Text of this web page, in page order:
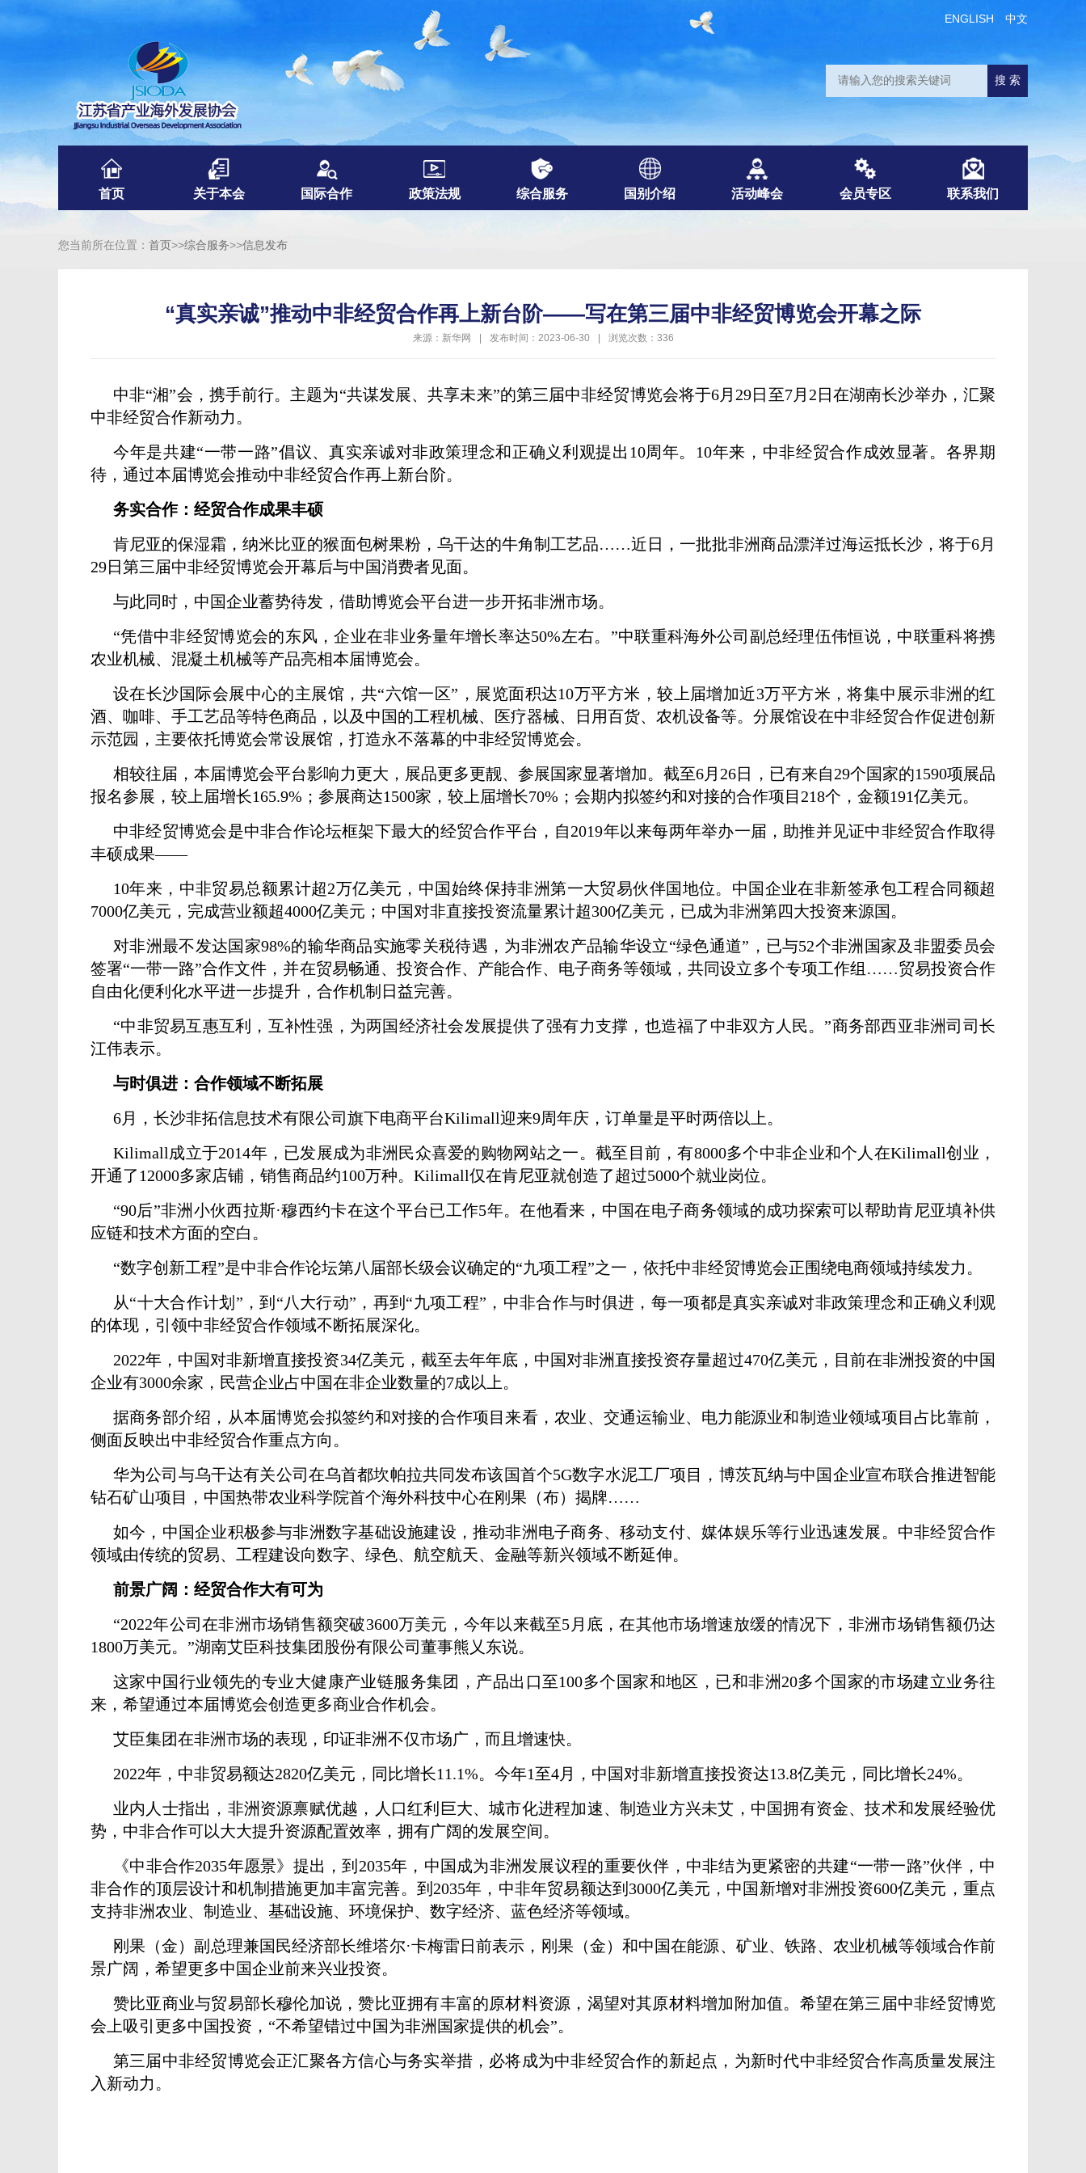
ENGLISH 中文
首页 关于本会 国际合作 政策法规 综合服务 国别介绍 活动峰会 会员专区 联系我们
您当前所在位置： 首页>>综合服务>>信息发布
“真实亲诚”推动中非经贸合作再上新台阶——写在第三届中非经贸博览会开幕之际
来源：新华网 发布时间：2023-06-30 浏览次数：336
中非“湘”会，携手前行。主题为“共谋发展、共享未来”的第三届中非经贸博览会将于6月29日至7月2日在湖南长沙举办，汇聚
中非经贸合作新动力。
今年是共建“一带一路”倡议、真实亲诚对非政策理念和正确义利观提出10周年。10年来，中非经贸合作成效显著。各界期
待，通过本届博览会推动中非经贸合作再上新台阶。
务实合作：经贸合作成果丰硕
肯尼亚的保湿霜，纳米比亚的猴面包树果粉，乌干达的牛角制工艺品……近日，一批批非洲商品漂洋过海运抵长沙，将于6月
29日第三届中非经贸博览会开幕后与中国消费者见面。
与此同时，中国企业蓄势待发，借助博览会平台进一步开拓非洲市场。
“凭借中非经贸博览会的东风，企业在非业务量年增长率达50%左右。”中联重科海外公司副总经理伍伟恒说，中联重科将携
农业机械、混凝土机械等产品亮相本届博览会。
设在长沙国际会展中心的主展馆，共“六馆一区”，展览面积达10万平方米，较上届增加近3万平方米，将集中展示非洲的红
酒、咖啡、手工艺品等特色商品，以及中国的工程机械、医疗器械、日用百货、农机设备等。分展馆设在中非经贸合作促进创新
示范园，主要依托博览会常设展馆，打造永不落幕的中非经贸博览会。
相较往届，本届博览会平台影响力更大，展品更多更靓、参展国家显著增加。截至6月26日，已有来自29个国家的1590项展品
报名参展，较上届增长165.9%；参展商达1500家，较上届增长70%；会期内拟签约和对接的合作项目218个，金额191亿美元。
中非经贸博览会是中非合作论坛框架下最大的经贸合作平台，自2019年以来每两年举办一届，助推并见证中非经贸合作取得
丰硕成果——
10年来，中非贸易总额累计超2万亿美元，中国始终保持非洲第一大贸易伙伴国地位。中国企业在非新签承包工程合同额超
7000亿美元，完成营业额超4000亿美元；中国对非直接投资流量累计超300亿美元，已成为非洲第四大投资来源国。
对非洲最不发达国家98%的输华商品实施零关税待遇，为非洲农产品输华设立“绿色通道”，已与52个非洲国家及非盟委员会
签署“一带一路”合作文件，并在贸易畅通、投资合作、产能合作、电子商务等领域，共同设立多个专项工作组……贸易投资合作
自由化便利化水平进一步提升，合作机制日益完善。
“中非贸易互惠互利，互补性强，为两国经济社会发展提供了强有力支撑，也造福了中非双方人民。”商务部西亚非洲司司长
江伟表示。
与时俱进：合作领域不断拓展
6月，长沙非拓信息技术有限公司旗下电商平台Kilimall迎来9周年庆，订单量是平时两倍以上。
Kilimall成立于2014年，已发展成为非洲民众喜爱的购物网站之一。截至目前，有8000多个中非企业和个人在Kilimall创业，
开通了12000多家店铺，销售商品约100万种。Kilimall仅在肯尼亚就创造了超过5000个就业岗位。
“90后”非洲小伙西拉斯·穆西约卡在这个平台已工作5年。在他看来，中国在电子商务领域的成功探索可以帮助肯尼亚填补供
应链和技术方面的空白。
“数字创新工程”是中非合作论坛第八届部长级会议确定的“九项工程”之一，依托中非经贸博览会正围绕电商领域持续发力。
从“十大合作计划”，到“八大行动”，再到“九项工程”，中非合作与时俱进，每一项都是真实亲诚对非政策理念和正确义利观
的体现，引领中非经贸合作领域不断拓展深化。
2022年，中国对非新增直接投资34亿美元，截至去年年底，中国对非洲直接投资存量超过470亿美元，目前在非洲投资的中国
企业有3000余家，民营企业占中国在非企业数量的7成以上。
据商务部介绍，从本届博览会拟签约和对接的合作项目来看，农业、交通运输业、电力能源业和制造业领域项目占比靠前，
侧面反映出中非经贸合作重点方向。
华为公司与乌干达有关公司在乌首都坎帕拉共同发布该国首个5G数字水泥工厂项目，博茨瓦纳与中国企业宣布联合推进智能
钻石矿山项目，中国热带农业科学院首个海外科技中心在刚果（布）揭牌……
如今，中国企业积极参与非洲数字基础设施建设，推动非洲电子商务、移动支付、媒体娱乐等行业迅速发展。中非经贸合作
领域由传统的贸易、工程建设向数字、绿色、航空航天、金融等新兴领域不断延伸。
前景广阔：经贸合作大有可为
“2022年公司在非洲市场销售额突破3600万美元，今年以来截至5月底，在其他市场增速放缓的情况下，非洲市场销售额仍达
1800万美元。”湖南艾臣科技集团股份有限公司董事熊乂东说。
这家中国行业领先的专业大健康产业链服务集团，产品出口至100多个国家和地区，已和非洲20多个国家的市场建立业务往
来，希望通过本届博览会创造更多商业合作机会。
艾臣集团在非洲市场的表现，印证非洲不仅市场广，而且增速快。
2022年，中非贸易额达2820亿美元，同比增长11.1%。今年1至4月，中国对非新增直接投资达13.8亿美元，同比增长24%。
业内人士指出，非洲资源禀赋优越，人口红利巨大、城市化进程加速、制造业方兴未艾，中国拥有资金、技术和发展经验优
势，中非合作可以大大提升资源配置效率，拥有广阔的发展空间。
《中非合作2035年愿景》提出，到2035年，中国成为非洲发展议程的重要伙伴，中非结为更紧密的共建“一带一路”伙伴，中
非合作的顶层设计和机制措施更加丰富完善。到2035年，中非年贸易额达到3000亿美元，中国新增对非洲投资600亿美元，重点
支持非洲农业、制造业、基础设施、环境保护、数字经济、蓝色经济等领域。
刚果（金）副总理兼国民经济部长维塔尔·卡梅雷日前表示，刚果（金）和中国在能源、矿业、铁路、农业机械等领域合作前
景广阔，希望更多中国企业前来兴业投资。
赞比亚商业与贸易部长穆伦加说，赞比亚拥有丰富的原材料资源，渴望对其原材料增加附加值。希望在第三届中非经贸博览
会上吸引更多中国投资，“不希望错过中国为非洲国家提供的机会”。
第三届中非经贸博览会正汇聚各方信心与务实举措，必将成为中非经贸合作的新起点，为新时代中非经贸合作高质量发展注
入新动力。